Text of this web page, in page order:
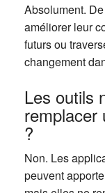
Absolument.
améliorer leur
futurs ou
changement
Les outils
remplacer
?
Non. Les
peuvent